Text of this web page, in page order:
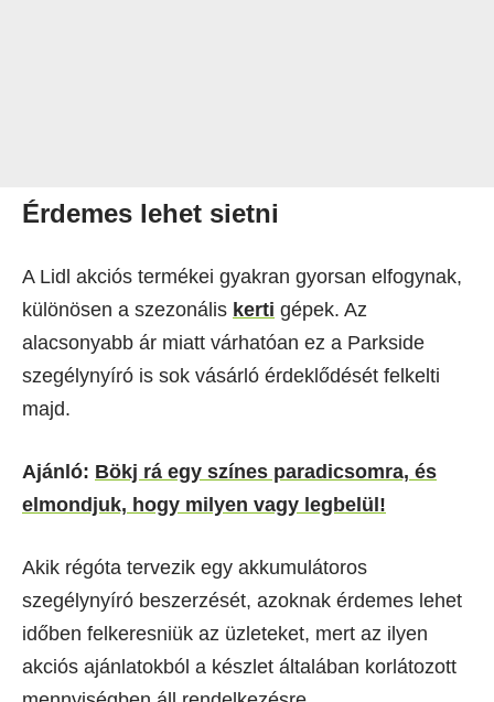
Érdemes lehet sietni
A Lidl akciós termékei gyakran gyorsan elfogynak,
különösen a szezonális kerti gépek. Az
alacsonyabb ár miatt várhatóan ez a Parkside
szegélynyíró is sok vásárló érdeklődését felkelti
majd.
Ajánló: Bökj rá egy színes paradicsomra, és
elmondjuk, hogy milyen vagy legbelül!
Akik régóta tervezik egy akkumulátoros
szegélynyíró beszerzését, azoknak érdemes lehet
időben felkeresniük az üzleteket, mert az ilyen
akciós ajánlatokból a készlet általában korlátozott